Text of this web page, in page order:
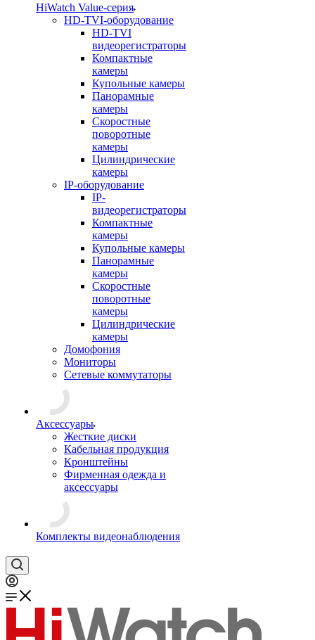
HiWatch Value-серия
HD-TVI-оборудование
HD-TVI
видеорегистраторы
Компактные
камеры
Купольные камеры
Панорамные
камеры
Скоростные
поворотные
камеры
Цилиндрические
камеры
IP-оборудование
IP-
видеорегистраторы
Компактные
камеры
Купольные камеры
Панорамные
камеры
Скоростные
поворотные
камеры
Цилиндрические
камеры
Домофония
Мониторы
Сетевые коммутаторы
Аксессуары
Жесткие диски
Кабельная продукция
Кронштейны
Фирменная одежда и
аксессуары
Комплекты видеонаблюдения